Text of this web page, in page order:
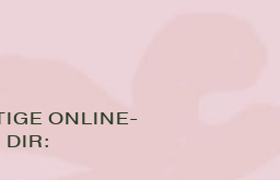
ONLINE-
DIR: